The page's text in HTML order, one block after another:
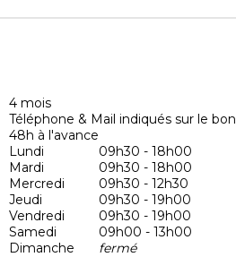
4 mois
Téléphone & Mail indiqués sur le bon
48h à l'avance
Lundi
09h30 - 18h00
Mardi
09h30 - 18h00
Mercredi
09h30 - 12h30
Jeudi
09h30 - 19h00
Vendredi
09h30 - 19h00
Samedi
09h00 - 13h00
Dimanche
fermé